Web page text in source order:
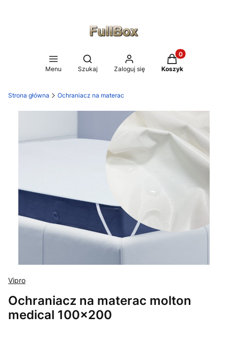
Menu
Otwórz wyszukiwarkę
Szukaj Zaloguj się
Produkty w
Koszyk
Strona główna Ochraniacz na materac
Vipro
Ochraniacz na materac molton
medical 100x200